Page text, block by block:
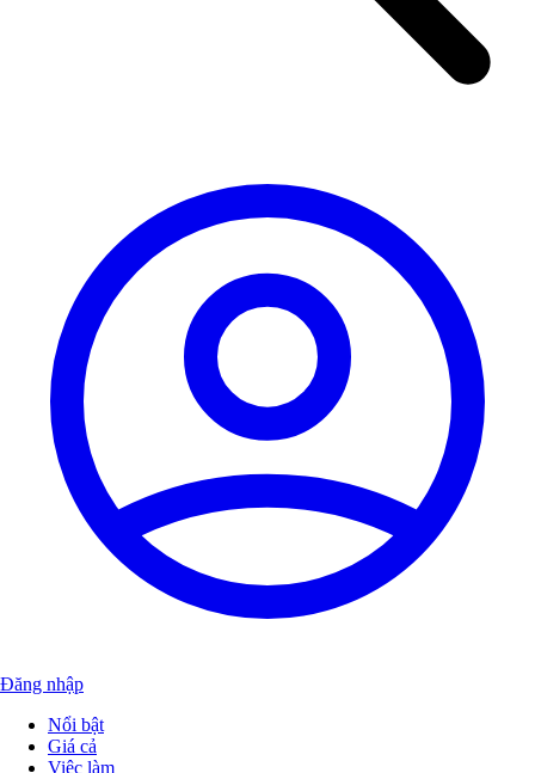
Đăng nhập
Nổi bật
Giá cả
Việc làm